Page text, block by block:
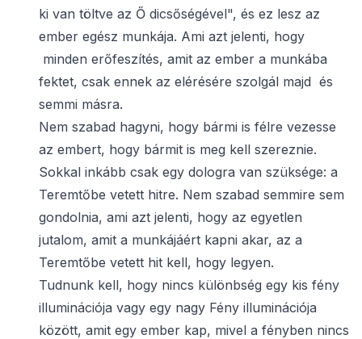
ki van töltve az Ő dicsőségével", és ez lesz az
ember egész munkája. Ami azt jelenti, hogy
minden erőfeszítés, amit az ember a munkába
fektet, csak ennek az elérésére szolgál majd és
semmi másra.
Nem szabad hagyni, hogy bármi is félre vezesse
az embert, hogy bármit is meg kell szereznie.
Sokkal inkább csak egy dologra van szüksége: a
Teremtőbe vetett hitre. Nem szabad semmire sem
gondolnia, ami azt jelenti, hogy az egyetlen
jutalom, amit a munkájáért kapni akar, az a
Teremtőbe vetett hit kell, hogy legyen.
Tudnunk kell, hogy nincs különbség egy kis fény
illuminációja vagy egy nagy Fény illuminációja
között, amit egy ember kap, mivel a fényben nincs